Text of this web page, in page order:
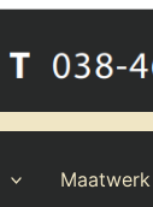
Maatwerk